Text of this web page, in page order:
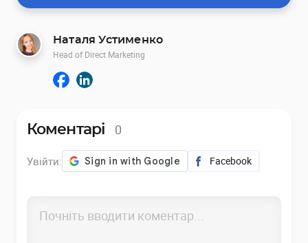
Наталя Устименко
Head of Direct Marketing
Коментарі 0
Увійти: Facebook